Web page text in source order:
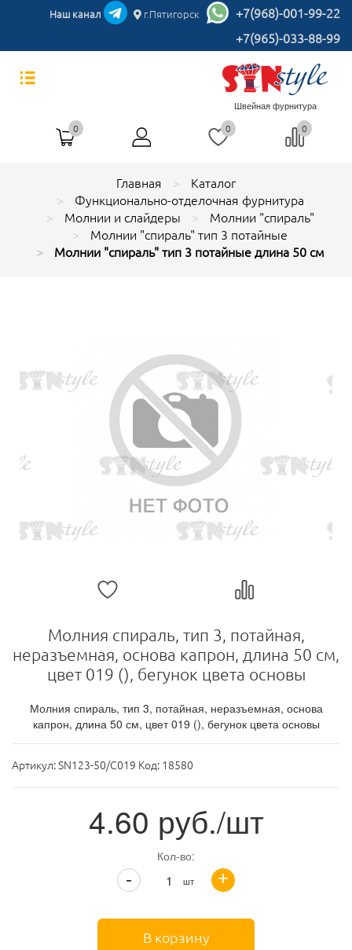
Наш канал г.Пятигорск
+7(968)-001-99-22
+7(965)-033-88-99
Швейная фурнитура
0 0 0
Главная
Каталог
Функционально-отделочная фурнитура
Молнии и слайдеры
Молнии "спираль"
Молнии "спираль" тип 3 потайные
Молнии "спираль" тип 3 потайные длина 50 см
Молния спираль, тип 3, потайная,
неразъемная, основа капрон, длина 50 см,
цвет 019 (), бегунок цвета основы
Молния спираль, тип 3, потайная, неразъемная, основа
капрон, длина 50 см, цвет 019 (), бегунок цвета основы
Артикул:SN123-50/C019 Код: 18580
4.60 руб./шт
Кол-во:
шт +
-
В корзину